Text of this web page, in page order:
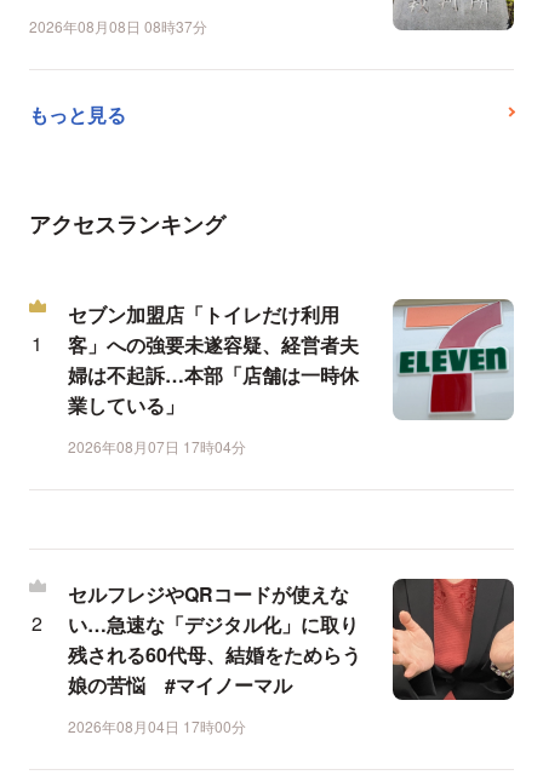
2026年08月08日 08時37分
もっと見る
アクセスランキング
セブン加盟店「トイレだけ利用
客」への強要未遂容疑、経営者夫
婦は不起訴…本部「店舗は一時休
業している」
2026年08月07日 17時04分
セルフレジやQRコードが使えな
い…急速な「デジタル化」に取り
残される60代母、結婚をためらう
娘の苦悩 #マイノーマル
2026年08月04日 17時00分